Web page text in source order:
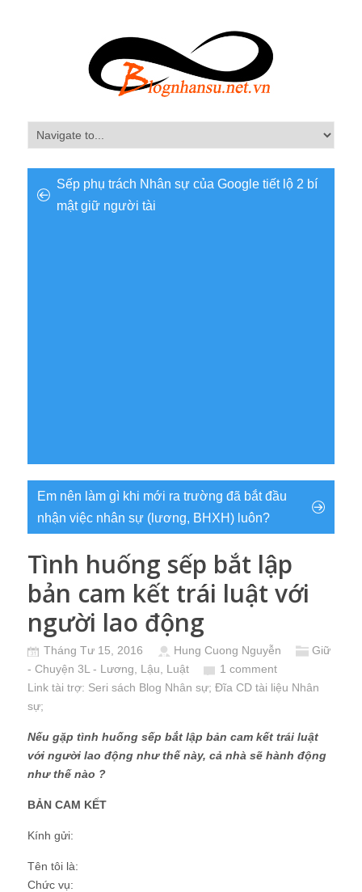
Sếp phụ trách Nhân sự của Google tiết lộ 2 bí
mật giữ người tài
Em nên làm gì khi mới ra trường đã bắt đầu
nhận việc nhân sự (lương, BHXH) luôn?
Tình huống sếp bắt lập
bản cam kết trái luật với
người lao động
Tháng Tư 15, 2016 Hung Cuong Nguyễn
Giữ
- Chuyện 3L - Lương, Lậu, Luật
1 comment
Link tài trợ: Seri sách Blog Nhân sự; Đĩa CD tài liệu Nhân
sự;
Nếu gặp tình huống sếp bắt lập bản cam kết trái luật
với người lao động như thế này, cả nhà sẽ hành động
như thế nào ?
BẢN CAM KẾT
Kính gửi:
Tên tôi là:
Chức vụ: